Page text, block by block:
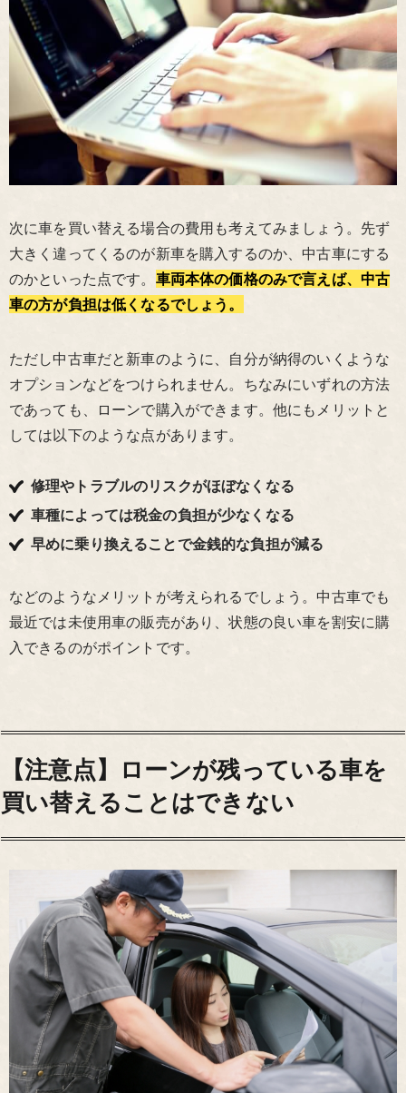
次に車を買い替える場合の費用も考えてみましょう。先ず
大きく違ってくるのが新車を購入するのか、中古車にする
のかといった点です。 車両本体の価格のみで言えば、中古
車の方が負担は低くなるでしょう。
ただし中古車だと新車のように、自分が納得のいくような
オプションなどをつけられません。ちなみにいずれの方法
であっても、ローンで購入ができます。他にもメリットと
しては以下のような点があります。
修理やトラブルのリスクがほぼなくなる
車種によっては税金の負担が少なくなる
早めに乗り換えることで金銭的な負担が減る
などのようなメリットが考えられるでしょう。中古車でも
最近では未使用車の販売があり、状態の良い車を割安に購
入できるのがポイントです。
【注意点】ローンが残っている車を
買い替えることはできない